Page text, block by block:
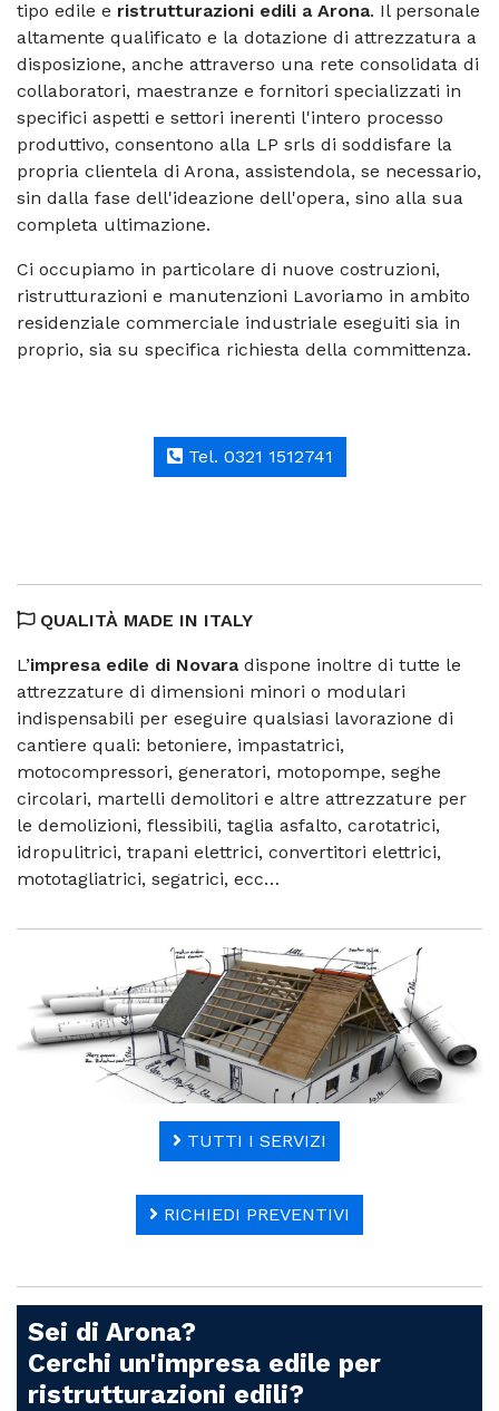
tipo edile e ristrutturazioni edili a Arona. Il personale
altamente qualificato e la dotazione di attrezzatura a
disposizione, anche attraverso una rete consolidata di
collaboratori, maestranze e fornitori specializzati in
specifici aspetti e settori inerenti l'intero processo
produttivo, consentono alla LP srls di soddisfare la
propria clientela di Arona, assistendola, se necessario,
sin dalla fase dell'ideazione dell'opera, sino alla sua
completa ultimazione.
Ci occupiamo in particolare di nuove costruzioni,
ristrutturazioni e manutenzioni Lavoriamo in ambito
residenziale commerciale industriale eseguiti sia in
proprio, sia su specifica richiesta della committenza.
Tel. 0321 1512741
QUALITÀ MADE IN ITALY
L’impresa edile di Novaradispone inoltre di tutte le
attrezzature di dimensioni minori o modulari
indispensabili per eseguire qualsiasi lavorazione di
cantiere quali: betoniere, impastatrici,
motocompressori, generatori, motopompe, seghe
circolari, martelli demolitori e altre attrezzature per
le demolizioni, flessibili, taglia asfalto, carotatrici,
idropulitrici, trapani elettrici, convertitori elettrici,
mototagliatrici, segatrici, ecc…
TUTTI I SERVIZI
RICHIEDI PREVENTIVI
Sei di Arona?
Cerchi un'impresa edile per
ristrutturazioni edili?